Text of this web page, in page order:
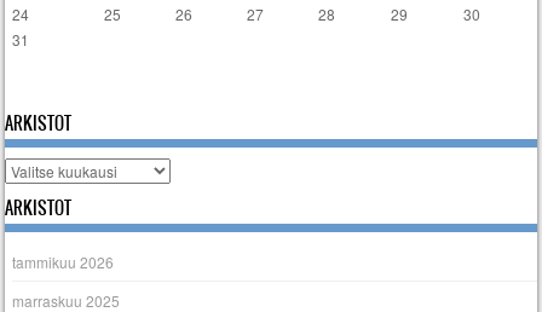
24
25 26 27 28 29
30
31
ARKISTOT
Arkistot
ARKISTOT
tammikuu 2026
marraskuu 2025